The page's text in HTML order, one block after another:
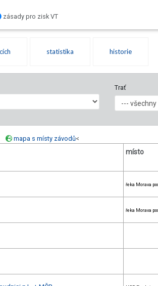
zásady pro zisk VT
statistika historie
Trať
mapa s místy závodů<
místo
řeka Morava
řeka Morava